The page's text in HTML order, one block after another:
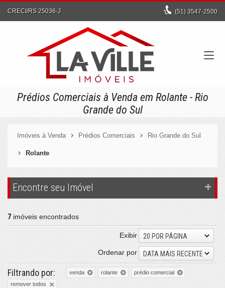
CRECI/RS 25036-J (51) 3547-2500
Prédios Comerciais à Venda em Rolante - Rio
Grande do Sul
Imóveis à Venda Prédios Comerciais Rio Grande do Sul
Rolante
Encontre seu Imóvel
7 imóveis encontrados
Exibir
20 POR PÁGINA
Ordenar por
DATA MAIS RECENTE
Filtrando por: venda rolante
prédio comercial
remover todos